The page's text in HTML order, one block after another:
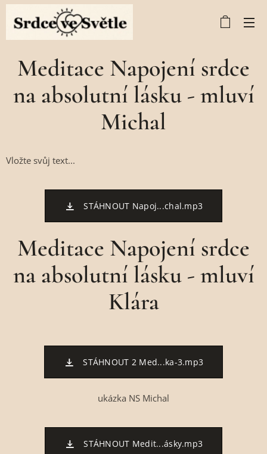
Meditace Napojení srdce
na absolutní lásku - mluví
Michal
Vložte svůj text...
STÁHNOUT Napoj...chal.mp3
Meditace Napojení srdce
na absolutní lásku - mluví
Klára
STÁHNOUT 2 Med...ka-3.mp3
ukázka NS Michal
STÁHNOUT Medit...ásky.mp3